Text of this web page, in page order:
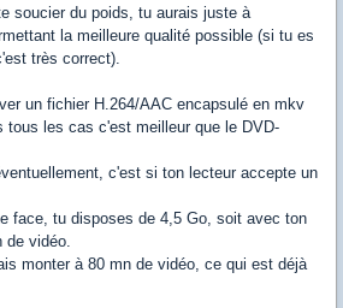
soucier du poids, tu aurais juste à
la meilleure qualité possible (si tu es
très correct).
un fichier H.264/AAC encapsulé en mkv
tous les cas c'est meilleur que le DVD-
c'est si ton lecteur accepte un
face, tu disposes de 4,5 Go, soit avec ton
vidéo.
monter à 80 mn de vidéo, ce qui est déjà